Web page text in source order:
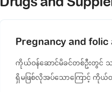
Pregnancy and
ကိုယ်ဝန်ဆောင်မိခင်တစ်ဦးတွင် သ
ရှိမဖြစ်လိုအပ်သောကြောင့် ကို